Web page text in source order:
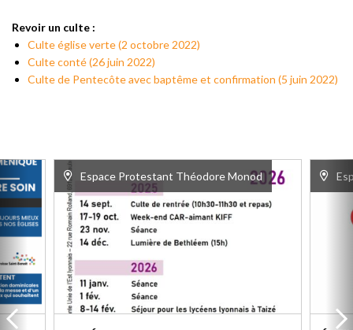
Revoir un culte :
Culte église verte (2 octobre 2022)
Culte conté (26 juin 2022)
Culte de Pentecôte avec baptême et confirmation (5 juin 2022)
Espace Protestant Théodore Monod